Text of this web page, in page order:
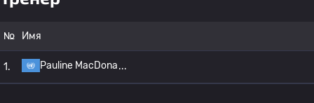
№ Имя
1. Pauline MacDona